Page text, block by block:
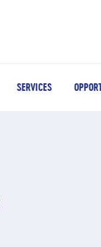
SERVICES